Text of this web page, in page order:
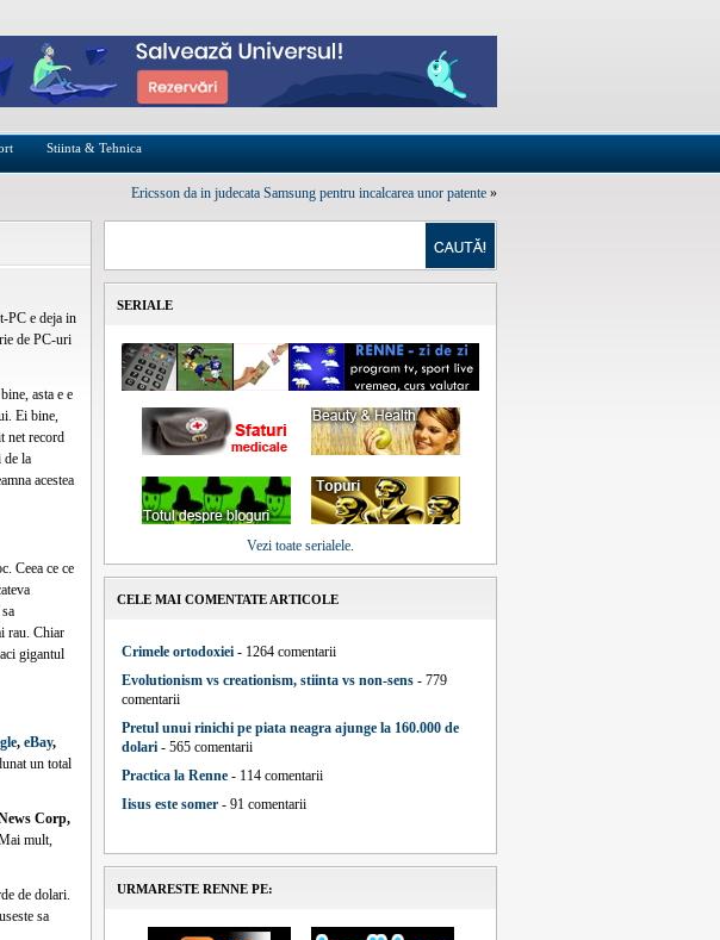
Stiinta & Tehnica
Ericsson da in judecata Samsung pentru incalcarea unor patente »
PC e deja in
de PC-uri
asta e e
Ei bine,
net record
de la
acestea
Ceea ce ce
rau. Chiar
gigantul
, eBay,
un total
Corp,
mult,
de dolari.
sa
SERIALE
Vezi toate serialele.
CELE MAI COMENTATE ARTICOLE
Crimele ortodoxiei - 1264 comentarii
Evolutionism vs creationism, stiinta vs non-sens - 779
comentarii
Pretul unui rinichi pe piata neagra ajunge la 160.000 de
dolari - 565 comentarii
Practica la Renne - 114 comentarii
Iisus este somer - 91 comentarii
URMARESTE RENNE PE: